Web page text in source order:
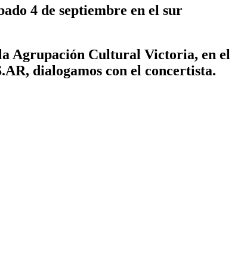
4 de septiembre en el sur
Agrupación Cultural Victoria, en el
dialogamos con el concertista.